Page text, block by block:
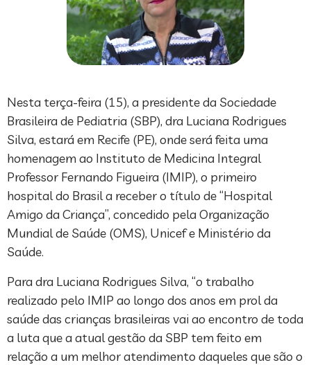
Nesta terça-feira (15), a presidente da Sociedade
Brasileira de Pediatria (SBP), dra Luciana Rodrigues
Silva, estará em Recife (PE), onde será feita uma
homenagem ao Instituto de Medicina Integral
Professor Fernando Figueira (IMIP), o primeiro
hospital do Brasil a receber o título de “Hospital
Amigo da Criança”, concedido pela Organização
Mundial de Saúde (OMS), Unicef e Ministério da
Saúde.
Para dra Luciana Rodrigues Silva, “o trabalho
realizado pelo IMIP ao longo dos anos em prol da
saúde das crianças brasileiras vai ao encontro de toda
a luta que a atual gestão da SBP tem feito em
relação a um melhor atendimento daqueles que são o